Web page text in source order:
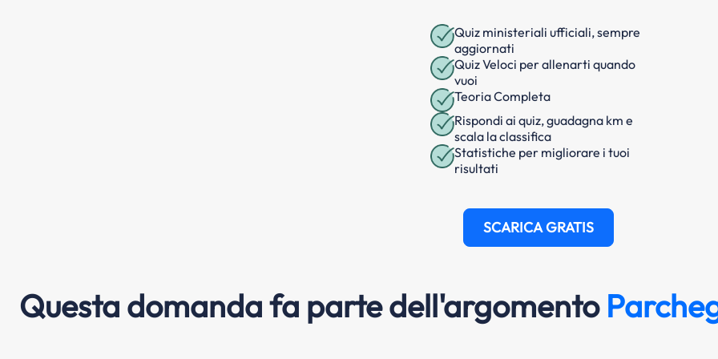
Quiz ministeriali ufficiali, sempre
aggiornati
Quiz Veloci per allenarti quando
vuoi
Teoria Completa
Rispondi ai quiz, guadagna km e
scala la classifica
Statistiche per migliorare i tuoi
risultati
SCARICA GRATIS
Questa domanda fa parte dell'argomento